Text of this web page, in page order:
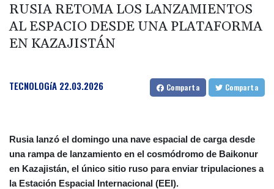
RUSIA RETOMA LOS LANZAMIENTOS
AL ESPACIO DESDE UNA PLATAFORMA
EN KAZAJISTÁN
TECNOLOGíA 22.03.2026 Comparta Comparta
Rusia lanzó el domingo una nave espacial de carga desde
una rampa de lanzamiento en el cosmódromo de Baikonur
en Kazajistán, el único sitio ruso para enviar tripulaciones a
la Estación Espacial Internacional (EEI).